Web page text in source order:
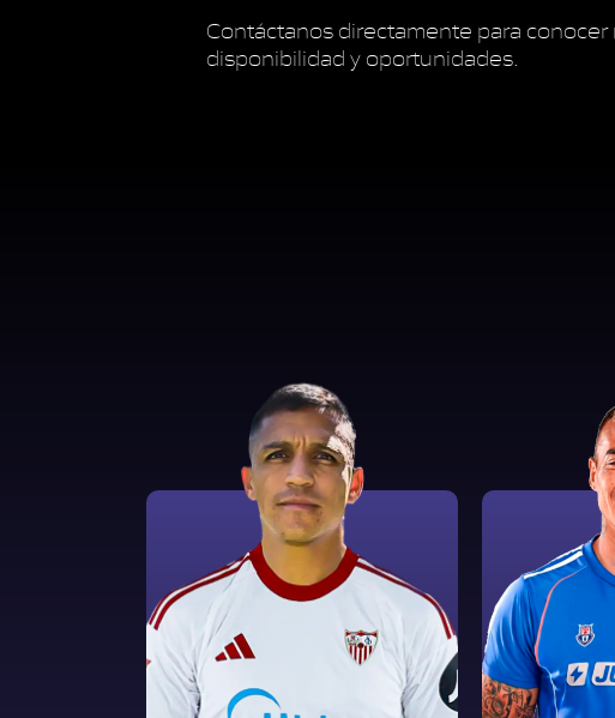
Contáctanos directamente para conocer
disponibilidad y oportunidades.